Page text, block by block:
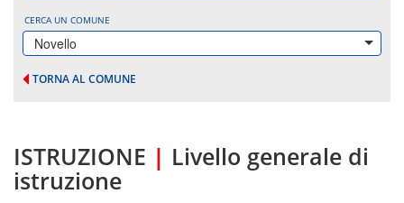
CERCA UN COMUNE
Novello
TORNA AL COMUNE
ISTRUZIONE | Livello generale di
istruzione